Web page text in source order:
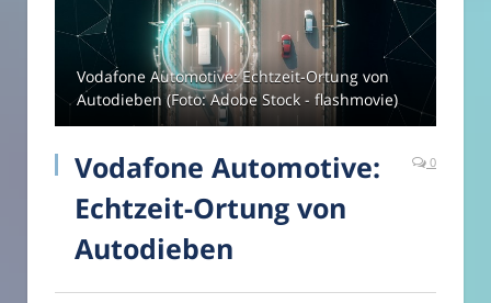
Vodafone Automotive: Echtzeit-Ortung von
Autodieben (Foto: Adobe Stock - flashmovie)
Vodafone Automotive:
Echtzeit-Ortung von
Autodieben
0